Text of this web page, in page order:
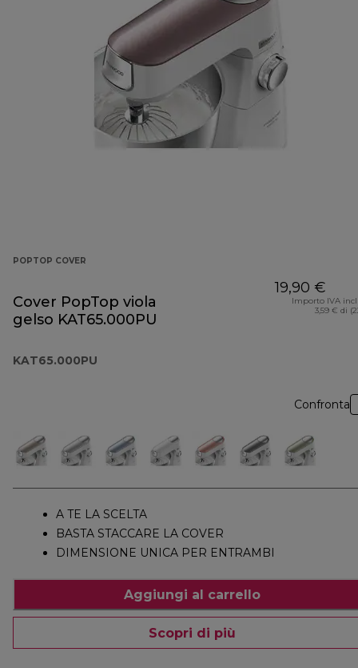
POPTOP COVER
Cover PopTop viola
gelso KAT65.000PU
KAT65.000PU
19,90 €
Importo IVA
3,59 € di
Confronta
A TE LA SCELTA
BASTA STACCARE LA COVER
DIMENSIONE UNICA PER ENTRAMBI
Aggiungi al carrello
Scopri di più